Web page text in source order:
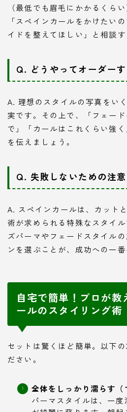
（最低でも眉毛にかかるくら
「スペインカールをかけたい
イドを整えてほしい」と相談す
Q. どうやってオーダー
A. 理想のスタイルの写真をい
実です。その上で、「フェード
で」「カールはこれくらい強
を伝えましょう。
Q. 失敗しないための注意
A. スペインカールは、カット
術が求められる特殊なスタイ
ズパーマやフェードスタイル
ンを選ぶことが、成功への一番
自宅で簡単！プロが教
ールのスタイリング術
セットは驚くほど簡単。以下
ださい。
全体をしっかり濡らす（
パーマスタイルは、一